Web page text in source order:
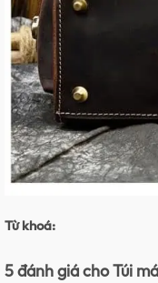
Từ khoá:
5 đánh giá choTúi